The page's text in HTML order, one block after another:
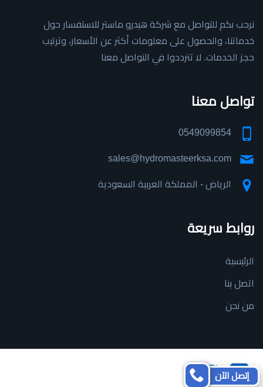
نرحب بكم للتواصل مع شركة هيدرو ماستر للاستفسار حول
خدماتنا، والحصول على معلومات أكثر عن الأسعار، وترتيب
حجز الخدمات. لا تترددوا في التواصل معنا
تواصل معنا
الرياض - المملكة العربية السعودية
روابط سريعة
الرئيسية
اتصل بنا
من نحن
تابعنا
تابعنا
إتصل الآن